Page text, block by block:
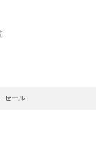
の一覧
セール